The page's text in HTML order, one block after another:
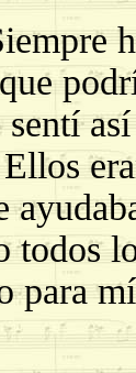
todos
para